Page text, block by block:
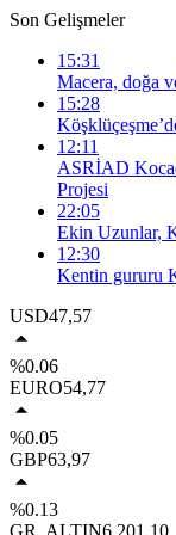
Son Gelişmeler
15:31
Macera, doğa
15:28
12:11
ASRİAD
Projesi
22:05
Ekin Uzunlar,
12:30
Kentin gururu
USD47,57
%0.06
EURO54,77
%0.05
GBP63,97
%0.13
GR. ALTIN6.201,10